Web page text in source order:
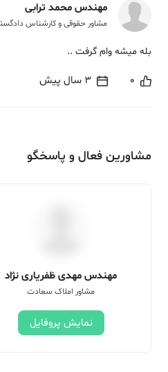
مهندس محمد ترابی
مشاور حقوقی و کارشناس
بله میشه وام گرفت ..
0 3 سال پیش
مشاورین فعال و پاسخگو
مهندس مهدی ظفریاری نژاد
مشاور املاک سعادت
نمایش پروفایل